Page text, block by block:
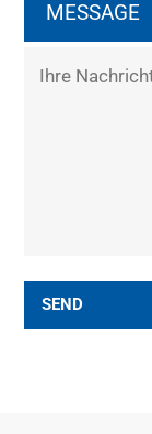
MESSAGE
SEND